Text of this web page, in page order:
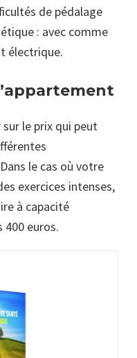
de pédalage
: avec comme
électrique.
le prix qui peut
le cas où votre
exercices intenses,
à capacité
400 euros.